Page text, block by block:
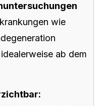
wie
ab dem